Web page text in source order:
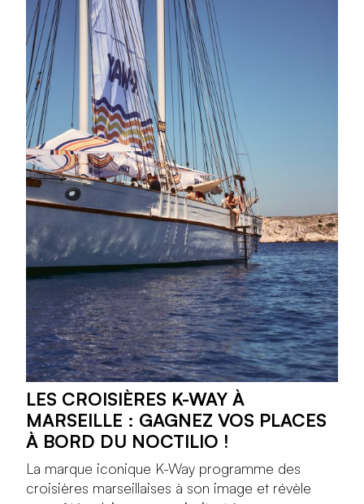
LES CROISIÈRES K-WAY À
MARSEILLE : GAGNEZ VOS PLACES
À BORD DU NOCTILIO !
La marque iconique K-Way programme des
croisières marseillaises à son image et révèle